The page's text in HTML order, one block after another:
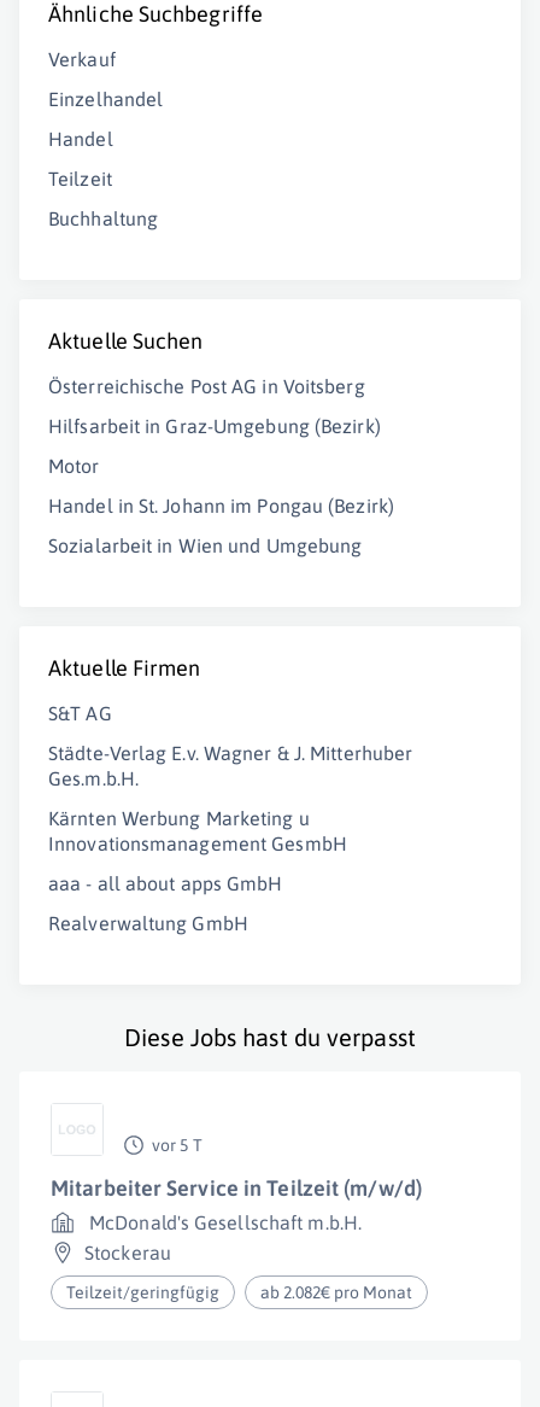
Ähnliche Suchbegriffe
Verkauf
Einzelhandel
Handel
Teilzeit
Buchhaltung
Aktuelle Suchen
Österreichische Post AG in Voitsberg
Hilfsarbeit in Graz-Umgebung (Bezirk)
Motor
Handel in St. Johann im Pongau (Bezirk)
Sozialarbeit in Wien und Umgebung
Aktuelle Firmen
S&T AG
Städte-Verlag E.v. Wagner & J. Mitterhuber
Ges.m.b.H.
Kärnten Werbung Marketing u
Innovationsmanagement GesmbH
aaa - all about apps GmbH
Realverwaltung GmbH
Diese Jobs hast du verpasst
vor 5 T
Mitarbeiter Service in Teilzeit (m/w/d)
McDonald's Gesellschaft m.b.H.
Stockerau
Teilzeit/geringfügig ab 2.082€ pro Monat